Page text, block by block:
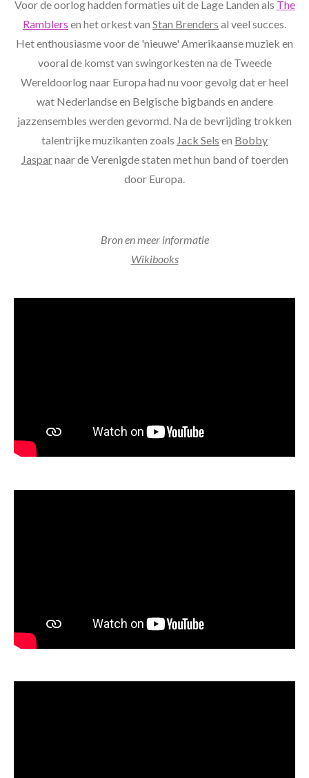
Voor de oorlog hadden formaties uit de Lage Landen als The
Ramblers en het orkest van Stan Brenders al veel succes.
Het enthousiasme voor de 'nieuwe' Amerikaanse muziek en
vooral de komst van swingorkesten na de Tweede
Wereldoorlog naar Europa had nu voor gevolg dat er heel
wat Nederlandse en Belgische bigbands en andere
jazzensembles werden gevormd. Na de bevrijding trokken
talentrijke muzikanten zoals Jack Sels en Bobby
Jasparnaar de Verenigde staten met hun band of toerden
door Europa.
Bron en meer informatie
Wikibooks